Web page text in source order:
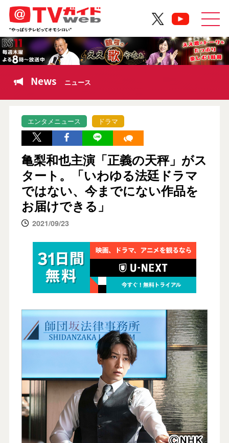
News ニュース
エンタメニュース ドラマ
亀梨和也主演「正義の天秤」がス
タート。「いわゆる法廷ドラマ
ではない、今までにない作品を
お届けできる」
2021/09/23